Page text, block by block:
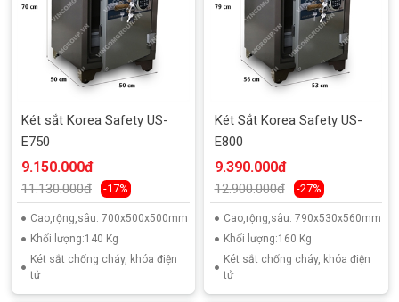
Két sắt Korea Safety US-
E750
9.150.000đ
11.130.000đ -17%
Cao,rộng,sâu: 700x500x500mm
Khối lượng:140 Kg
Két sắt chống cháy, khóa điện
tử
Két Sắt Korea Safety US-
E800
9.390.000đ
12.900.000đ -27%
Cao,rộng,sâu: 790x530x560mm
Khối lượng:160 Kg
Két sắt chống cháy, khóa điện
tử